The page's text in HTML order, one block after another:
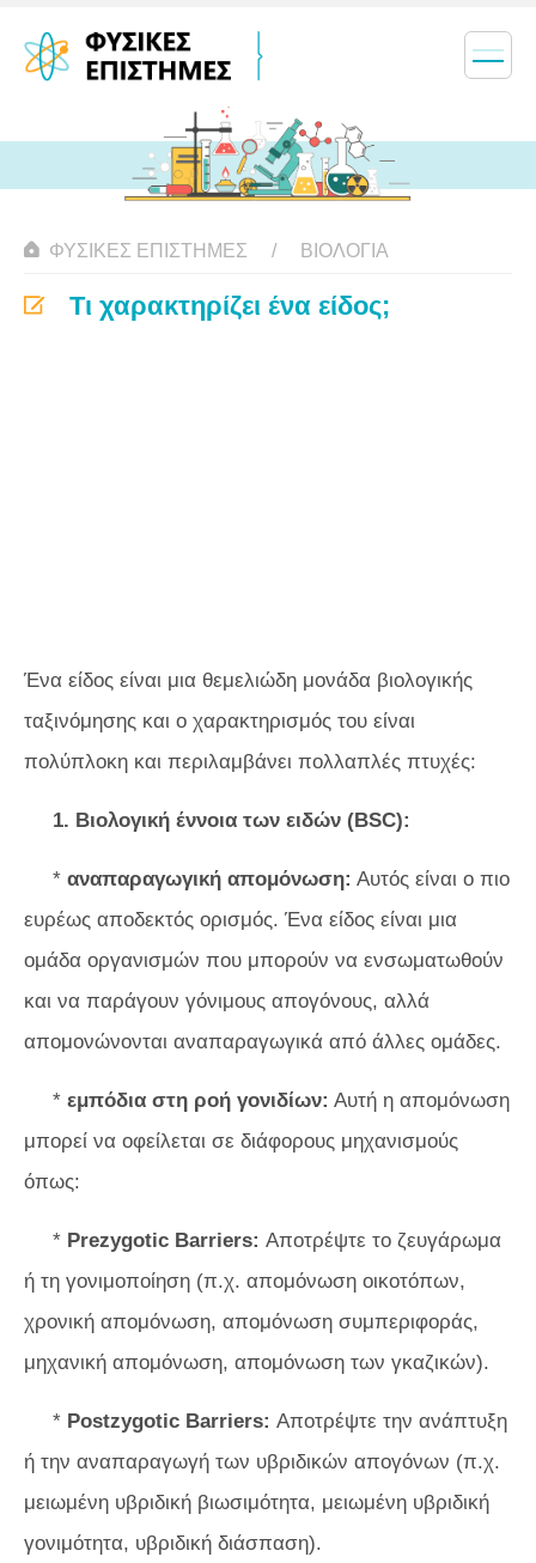
ΦΥΣΙΚΈΣ ΕΠΙΣΤΉΜΕΣ ΒΙΟΛΟΓΊΑ
Τι χαρακτηρίζει ένα είδος;
Ένα είδος είναι μια θεμελιώδη μονάδα βιολογικής
ταξινόμησης και ο χαρακτηρισμός του είναι
πολύπλοκη και περιλαμβάνει πολλαπλές πτυχές:
1. Βιολογική έννοια των ειδών (BSC):
* αναπαραγωγική απομόνωση: Αυτός είναι ο πιο
ευρέως αποδεκτός ορισμός. Ένα είδος είναι μια
ομάδα οργανισμών που μπορούν να ενσωματωθούν
και να παράγουν γόνιμους απογόνους, αλλά
απομονώνονται αναπαραγωγικά από άλλες ομάδες.
* εμπόδια στη ροή γονιδίων: Αυτή η απομόνωση
μπορεί να οφείλεται σε διάφορους μηχανισμούς
όπως:
* Prezygotic Barriers: Αποτρέψτε το ζευγάρωμα
ή τη γονιμοποίηση (π.χ. απομόνωση οικοτόπων,
χρονική απομόνωση, απομόνωση συμπεριφοράς,
μηχανική απομόνωση, απομόνωση των γκαζικών).
* Postzygotic Barriers: Αποτρέψτε την ανάπτυξη
ή την αναπαραγωγή των υβριδικών απογόνων (π.χ.
μειωμένη υβριδική βιωσιμότητα, μειωμένη υβριδική
γονιμότητα, υβριδική διάσπαση).